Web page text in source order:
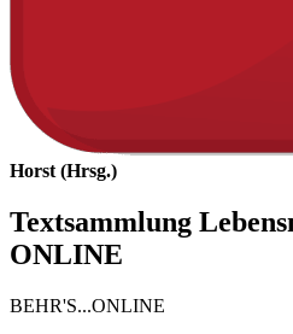
Horst (Hrsg.)
Textsammlung
ONLINE
BEHR'S...ONLINE